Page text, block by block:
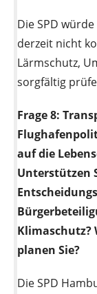
Die SPD
derzeit nicht
Lärmschutz,
sorgfältig
Frage 8:
auf die
Unterstützen
Klimaschutz?
planen Sie?
Die SPD